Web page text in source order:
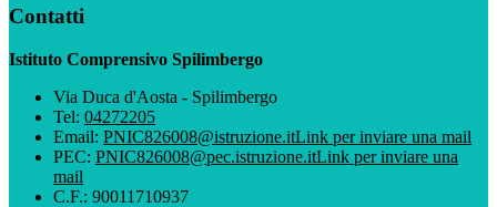
Contatti
Istituto Comprensivo Spilimbergo
Via Duca d'Aosta - Spilimbergo
Tel: 04272205
Email: PNIC826008@istruzione.itLink per inviare una mail
PEC: PNIC826008@pec.istruzione.itLink per inviare una
mail
C.F.: 90011710937